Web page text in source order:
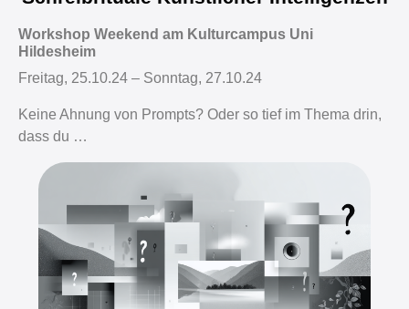
Workshop Weekend am Kulturcampus Uni
Hildesheim
Freitag, 25.10.24 – Sonntag, 27.10.24
Keine Ahnung von Prompts? Oder so tief im Thema drin,
dass du …